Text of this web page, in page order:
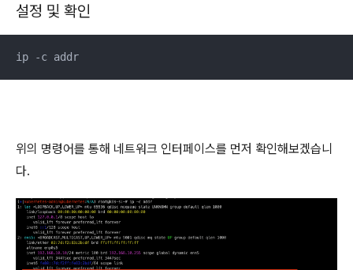
설정 및 확인
ip -c addr
위의 명령어를 통해 네트워크 인터페이스를 먼저 확인해보겠습니
다.